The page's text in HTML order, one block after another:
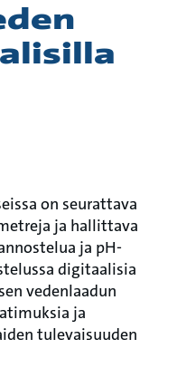
on seurattava
ja hallittava
ja pH-
digitaalisia
vedenlaadun
ja
tulevaisuuden